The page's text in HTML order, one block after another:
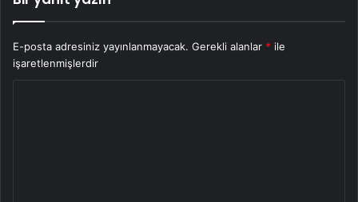
E-posta adresiniz yayınlanmayacak. Gerekli alanlar * ile
işaretlenmişlerdir